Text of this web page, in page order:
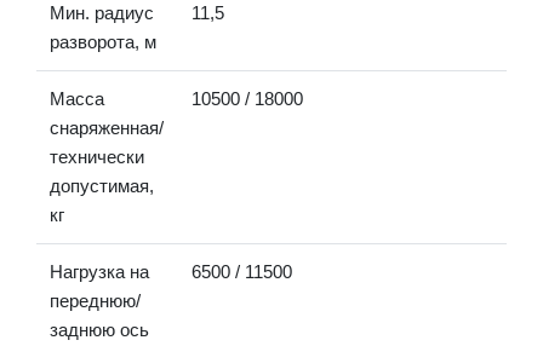
Мин. радиус
разворота, м
11,5
Масса
снаряженная/
технически
допустимая,
кг
10500 / 18000
Нагрузка на
переднюю/
заднюю ось
6500 / 11500